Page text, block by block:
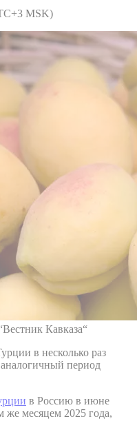
MSK)
Кавказа“
в несколько раз
период
в Россию в июне
же месяцем 2025 года,